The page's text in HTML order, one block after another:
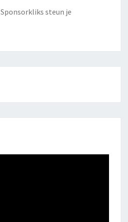
steun je